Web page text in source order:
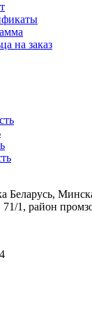
на заказ
Беларусь,
71/1, район